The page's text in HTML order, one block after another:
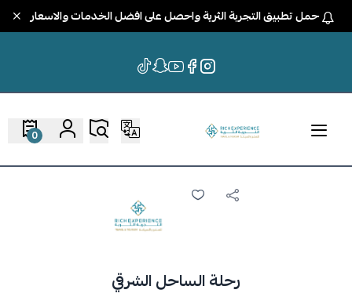
حمل تطبيق التجربة الثرية واحصل على افضل الخدمات والاسعار
0
رحلة الساحل الشرقي